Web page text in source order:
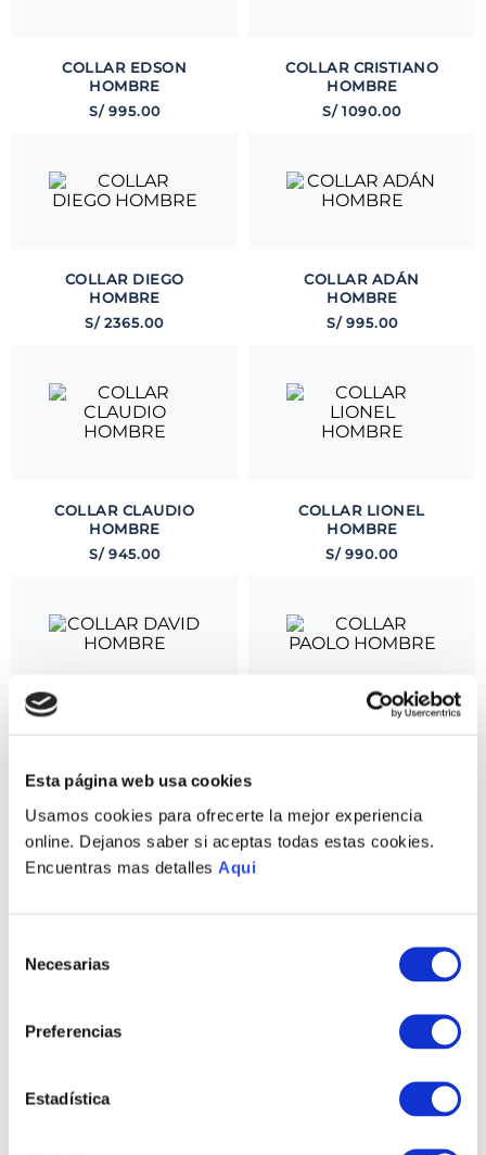
Esta página web usa cookies
Usamos cookies para ofrecerte la mejor experiencia
online. Dejanos saber si aceptas todas estas cookies.
Encuentras mas detalles Aqui
Necesarias
Preferencias
Estadística
COLLAR EDSON
HOMBRE
S/ 995.00
COLLAR CRISTIANO
HOMBRE
S/ 1090.00
COLLAR DIEGO
HOMBRE
S/ 2365.00
COLLAR ADÁN
HOMBRE
S/ 995.00
COLLAR CLAUDIO
HOMBRE
S/ 945.00
COLLAR LIONEL
HOMBRE
S/ 990.00
COLLAR PAOLO
HOMBRE
COLLAR CRUZ
CLEMENTE HOMBRE